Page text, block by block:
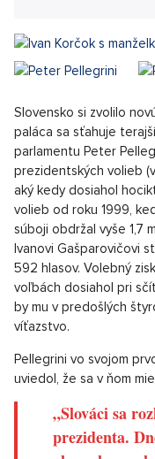
Ten vzišiel z dvojice
kandidáti mali pred
konkurentom
víťaza, ktorým sa
rozdielom stal v
Korčok. ​​Svoj hlas mu
voličov, zatiaľ čo šéf
parlamentu Pellegrini
ľudí.
Slovensko si zvolilo
paláca sa sťahuje
parlamentu Peter